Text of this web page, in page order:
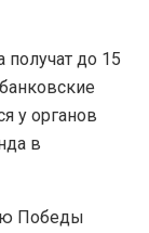
до 15
у органов
в
Победы